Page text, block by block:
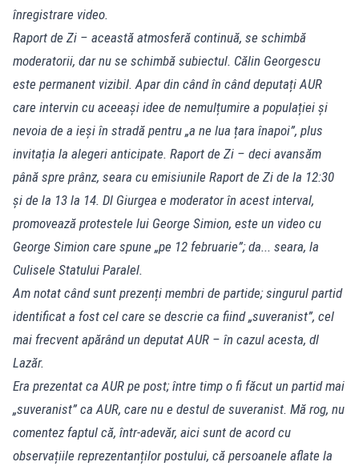
înregistrare video.
Raport de Zi – această atmosferă continuă, se schimbă
moderatorii, dar nu se schimbă subiectul. Călin Georgescu
este permanent vizibil. Apar din când în când deputați AUR
care intervin cu aceeași idee de nemulțumire a populației și
nevoia de a ieși în stradă pentru „a ne lua țara înapoi”, plus
invitația la alegeri anticipate. Raport de Zi – deci avansăm
până spre prânz, seara cu emisiunile Raport de Zi de la 12:30
și de la 13 la 14. Dl Giurgea e moderator în acest interval,
promovează protestele lui George Simion, este un video cu
George Simion care spune „pe 12 februarie”; da... seara, la
Culisele Statului Paralel.
Am notat când sunt prezenți membri de partide; singurul partid
identificat a fost cel care se descrie ca fiind „suveranist”, cel
mai frecvent apărând un deputat AUR – în cazul acesta, dl
Lazăr.
Era prezentat ca AUR pe post; între timp o fi făcut un partid mai
„suveranist” ca AUR, care nu e destul de suveranist. Mă rog, nu
comentez faptul că, într-adevăr, aici sunt de acord cu
observațiile reprezentanților postului, că persoanele aflate la